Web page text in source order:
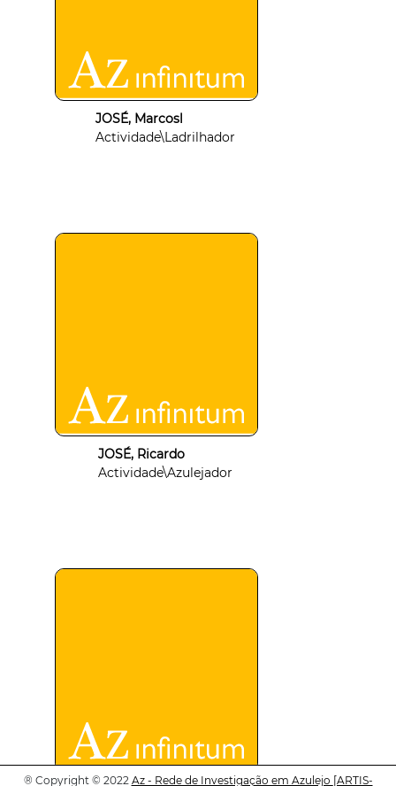
JOSÉ, Marcosl
Actividade\Ladrilhador
JOSÉ, Ricardo
Actividade\Azulejador
® Copyright © 2022 Az - Rede de Investigação em Azulejo [ARTIS-